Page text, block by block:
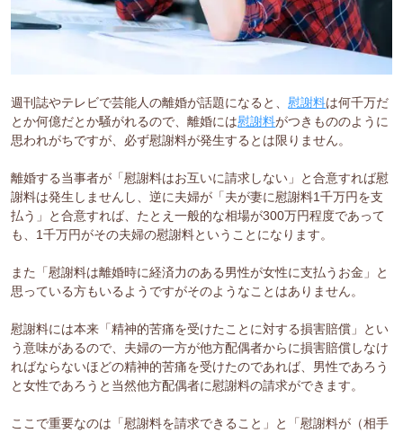
週刊誌やテレビで芸能人の離婚が話題になると、慰謝料は何千万だ
とか何億だとか騒がれるので、離婚には慰謝料がつきもののように
思われがちですが、必ず慰謝料が発生するとは限りません。
離婚する当事者が「慰謝料はお互いに請求しない」と合意すれば慰
謝料は発生しませんし、逆に夫婦が「夫が妻に慰謝料1千万円を支
払う」と合意すれば、たとえ一般的な相場が300万円程度であって
も、1千万円がその夫婦の慰謝料ということになります。
また「慰謝料は離婚時に経済力のある男性が女性に支払うお金」と
思っている方もいるようですがそのようなことはありません。
慰謝料には本来「精神的苦痛を受けたことに対する損害賠償」とい
う意味があるので、夫婦の一方が他方配偶者からに損害賠償しなけ
ればならないほどの精神的苦痛を受けたのであれば、男性であろう
と女性であろうと当然他方配偶者に慰謝料の請求ができます。
ここで重要なのは「慰謝料を請求できること」と「慰謝料が（相手